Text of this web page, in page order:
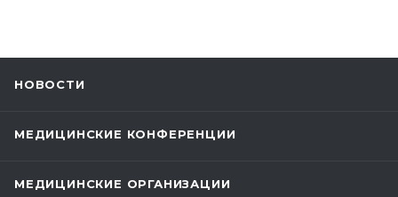
НОВОСТИ
МЕДИЦИНСКИЕ КОНФЕРЕНЦИИ
МЕДИЦИНСКИЕ ОРГАНИЗАЦИИ